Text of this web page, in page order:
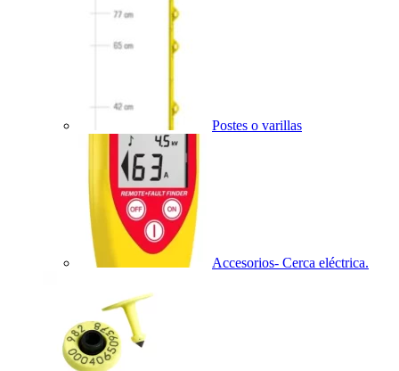
Postes o varillas
Accesorios- Cerca eléctrica.